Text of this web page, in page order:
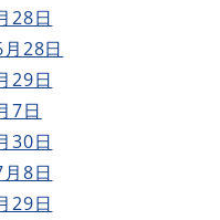
28日
28日
29日
7日
30日
8日
29日